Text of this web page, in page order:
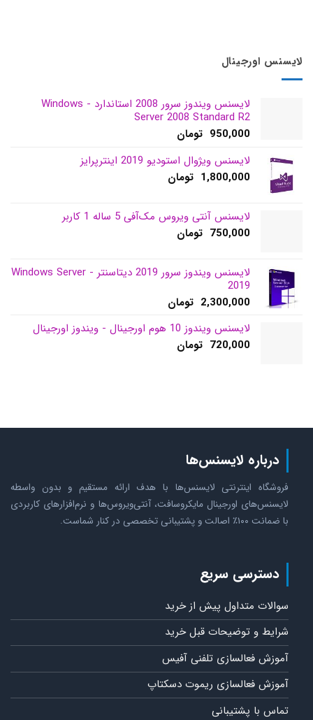
لایسنس اورجینال
لایسنس ویندوز سرور 2008 استاندارد - Windows
Server 2008 Standard R2
950,000 تومان
لایسنس ویژوال استودیو 2019 اینترپرایز
1,800,000 تومان
لایسنس آنتی ویروس مک‌آفی 5 ساله 1 کاربر
750,000 تومان
لایسنس ویندوز سرور 2019 دیتاسنتر - Windows Server
2019
2,300,000 تومان
لایسنس ویندوز 10 هوم اورجینال - ویندوز اورجینال
720,000 تومان
درباره لایسنس‌ها
فروشگاه اینترنتی لایسنس‌ها با هدف ارائه مستقیم و بدون واسطه
لایسنس‌های اورجینال مایکروسافت، آنتی‌ویروس‌ها و نرم‌افزارهای کاربردی
با ضمانت ۱۰۰٪ اصالت و پشتیبانی تخصصی در کنار شماست.
دسترسی سریع
سوالات متداول پیش از خرید
شرایط و توضیحات قبل خرید
آموزش فعالسازی تلفنی آفیس
آموزش فعالسازی ریموت دسکتاپ
تماس با پشتیبانی